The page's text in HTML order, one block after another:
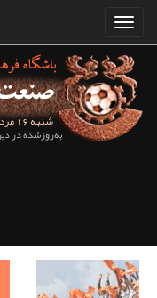
شنبه 16 مرداد ماه 1405
به‌روزشده در